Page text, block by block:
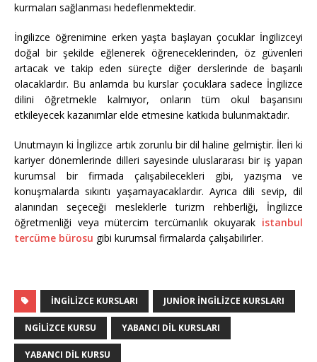
kurmaları sağlanması hedeflenmektedir.
İngilizce öğrenimine erken yaşta başlayan çocuklar İngilizceyi
doğal bir şekilde eğlenerek öğreneceklerinden, öz güvenleri
artacak ve takip eden süreçte diğer derslerinde de başarılı
olacaklardır. Bu anlamda bu kurslar çocuklara sadece İngilizce
dilini öğretmekle kalmıyor, onların tüm okul başarısını
etkileyecek kazanımlar elde etmesine katkıda bulunmaktadır.
Unutmayın ki İngilizce artık zorunlu bir dil haline gelmiştir. İleri ki
kariyer dönemlerinde dilleri sayesinde uluslararası bir iş yapan
kurumsal bir firmada çalışabilecekleri gibi, yazışma ve
konuşmalarda sıkıntı yaşamayacaklardır. Ayrıca dili sevip, dil
alanından seçeceği mesleklerle turizm rehberliği, İngilizce
öğretmenliği veya mütercim tercümanlık okuyarak istanbul
tercüme bürosu gibi kurumsal firmalarda çalışabilirler.
İNGILIZCE KURSLARI JUNIOR İNGILIZCE KURSLARI
NGILIZCE KURSU YABANCI DIL KURSLARI
YABANCI DIL KURSU